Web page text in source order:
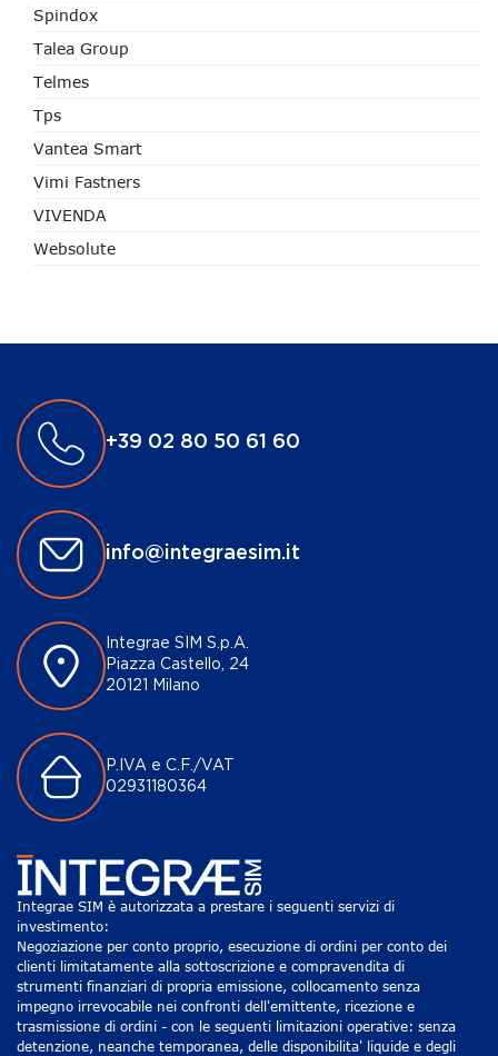
Spindox
Talea Group
Telmes
Tps
Vantea Smart
Vimi Fastners
VIVENDA
Websolute
+39 02 80 50 61 60
info@integraesim.it
Integrae SIM S.p.A.
Piazza Castello, 24
20121 Milano
P.IVA e C.F./VAT
02931180364
Integrae SIM è autorizzata a prestare i seguenti servizi di
investimento:
Negoziazione per conto proprio, esecuzione di ordini per conto dei
clienti limitatamente alla sottoscrizione e compravendita di
strumenti finanziari di propria emissione, collocamento senza
impegno irrevocabile nei confronti dell'emittente, ricezione e
trasmissione di ordini - con le seguenti limitazioni operative: senza
detenzione, neanche temporanea, delle disponibilita' liquide e degli